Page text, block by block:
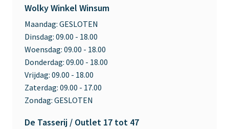
Wolky Winkel Winsum
Maandag: GESLOTEN
Dinsdag: 09.00 - 18.00
Woensdag: 09.00 - 18.00
Donderdag: 09.00 - 18.00
Vrijdag: 09.00 - 18.00
Zaterdag: 09.00 - 17.00
Zondag: GESLOTEN
De Tasserij / Outlet 17 tot 47